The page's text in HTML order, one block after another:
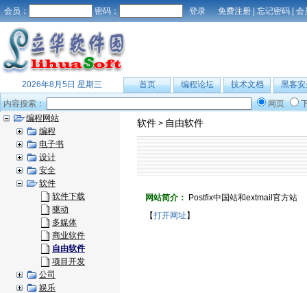
会员： 密码： 免费注册 | 忘记密码 | 会
2026年8月5日 星期三 首页 编程论坛 技术文档
黑客安
内容搜索：
网页
编程网站
编程
电子书
设计
安全
软件
软件下载
驱动
多媒体
商业软件
自由软件
项目开发
公司
娱乐
软件 > 自由软件
网站简介：
Postfix中国站和extmail官方站
【打开网址 】